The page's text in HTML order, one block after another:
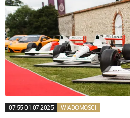
07:55 01.07.2025 WIADOMOŚCI